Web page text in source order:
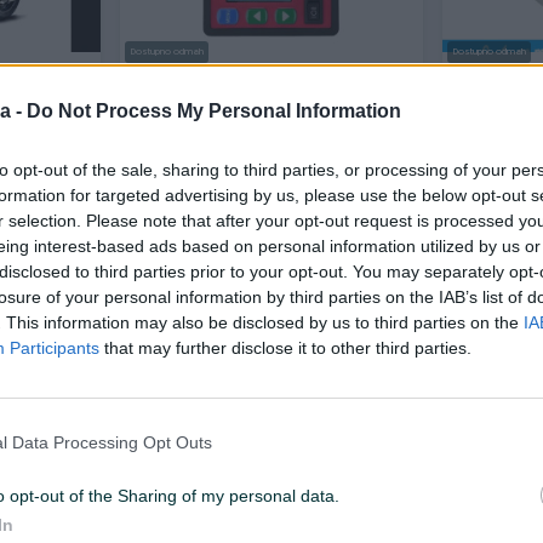
- Do Not Process My Personal Information
opt-out of the sale, sharing to third parties, or processing of your
for targeted advertising by us, please use the below opt-out
selection. Please note that after your opt-out request is processed
interest-based ads based on personal information utilized by us
to third parties prior to your opt-out. You may separately
of your personal information by third parties on the IAB’s list of
This information may also be disclosed by us to third parties on the
Participants that may further disclose it to other third parties.
Data Processing Opt Outs
opt-out of the Sharing of my personal data.
Na upit
Dostupno odmah
bežična DC6-55V 15A
52,99 KM
prije 2 sata
Dostupno odmah
za
prije 2 sata
PIK SHOP
Razglas solarni MEGAFON
Novo
PIK SHOP